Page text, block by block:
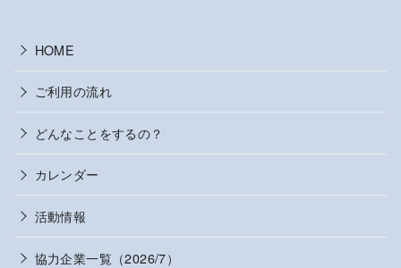
HOME
ご利用の流れ
どんなことをするの？
カレンダー
活動情報
協力企業一覧（2026/7）